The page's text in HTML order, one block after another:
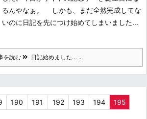
るんやなぁ。 しかも、まだ全然完成してな
いのに日記を先につけ始めてしまいました...
を読む 日記始めました… ...
190 191 192 193 194 195